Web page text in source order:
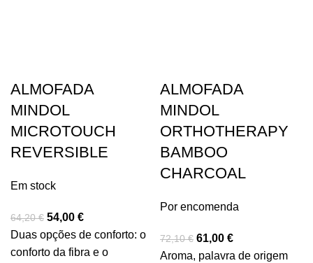
ALMOFADA
MINDOL
MICROTOUCH
REVERSIBLE
Em stock
64,20€ 54,00 €
Duas opções de conforto: o
conforto da fibra e o
ALMOFADA
MINDOL
ORTHOTHERAPY
BAMBOO
CHARCOAL
Por encomenda
72,10€ 61,00 €
Aroma, palavra de origem